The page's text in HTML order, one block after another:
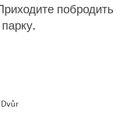
побродить
Dvůr